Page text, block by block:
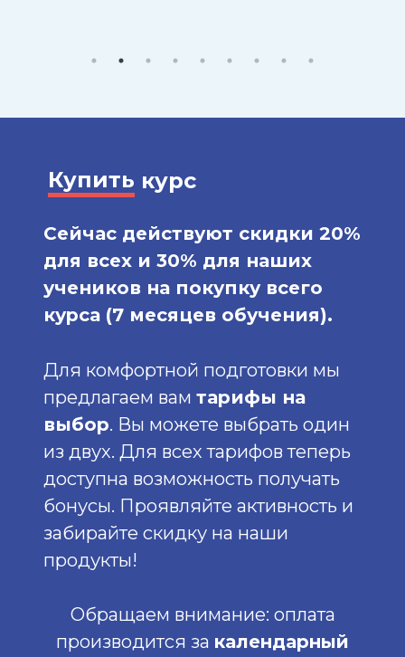
Купить курс
Сейчас действуют скидки 20%
для всех и 30% для наших
учеников на покупку всего
курса (7 месяцев обучения).
Для комфортной подготовки мы
предлагаем вам тарифы на
выбор. Вы можете выбрать один
из двух. Для всех тарифов теперь
доступна возможность получать
бонусы. Проявляйте активность и
забирайте скидку на наши
продукты!
Обращаем внимание: оплата
производится за календарный